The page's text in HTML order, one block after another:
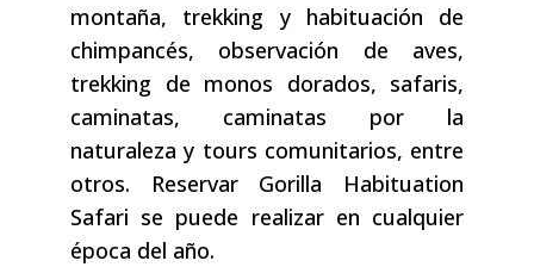
montaña, trekking y habituación de
chimpancés, observación de aves,
trekking de monos dorados, safaris,
caminatas, caminatas por la
naturaleza y tours comunitarios, entre
otros. Reservar Gorilla Habituation
Safari se puede realizar en cualquier
época del año.